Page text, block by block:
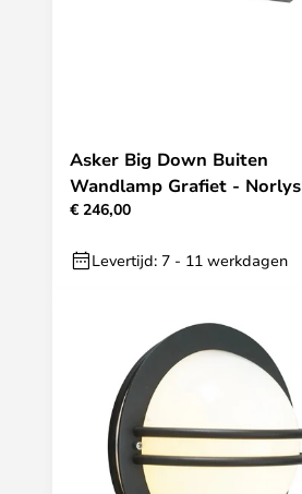
Asker Big Down Buiten
Wandlamp Grafiet - Norlys
€ 246,00
Levertijd: 7 - 11 werkdagen